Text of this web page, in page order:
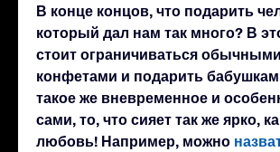
В конце концов, что подарить
который дал нам так много? В
стоит ограничиваться
конфетами и подарить
такое же вневременное и
сами, то, что сияет так же ярко,
любовь! Например, можно